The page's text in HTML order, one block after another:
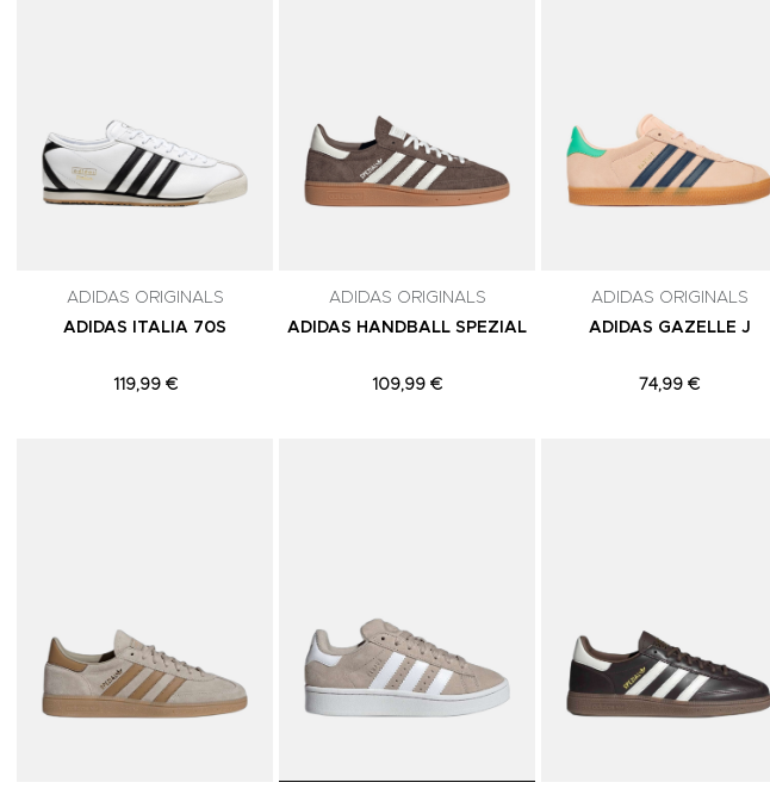
ADIDAS ORIGINALS
ADIDAS ITALIA 70S
119,99 €
ADIDAS ORIGINALS
ADIDAS HANDBALL SPEZIAL
109,99 €
ADIDAS ORIGINALS
ADIDAS GAZELLE J
74,99 €